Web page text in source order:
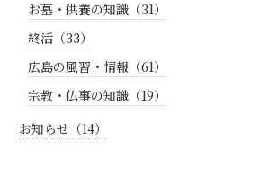
お墓・供養の知識（31）
終活（33）
広島の風習・情報（61）
宗教・仏事の知識（19）
お知らせ（14）